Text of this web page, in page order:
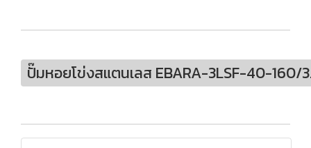
ปั๊มหอยโข่งสแตนเลส EBARA-3LSF-40-160/